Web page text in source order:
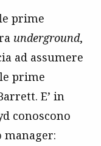
prime
underground,
ad assumere
prime
E’ in
conoscono